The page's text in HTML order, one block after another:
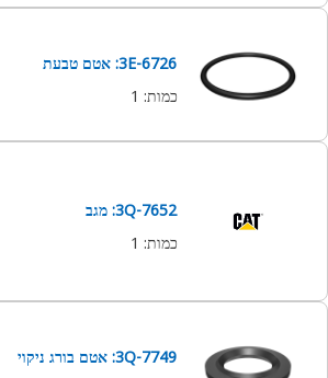
3E-6726: אטם טבעת
כמות:
1
3Q-7652: מגב
כמות:
1
3Q-7749: אטם בורג ניקוי